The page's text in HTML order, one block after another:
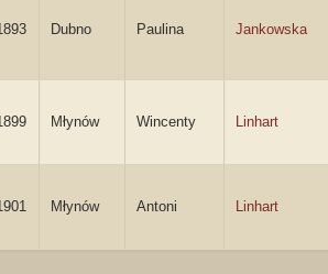
Dubno Paulina Jankowska
Młynów Wincenty Linhart
Młynów Antoni Linhart